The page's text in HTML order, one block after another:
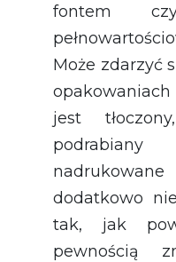
fontem
Może zdarzyć
jest
dodatkowo
tak, jak
pewnością